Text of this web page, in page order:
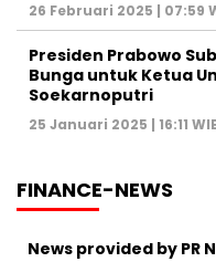
26 Februari 2025 | 07:59
Presiden Prabowo
Bunga untuk Ketua
Soekarnoputri
25 Januari 2025 | 16:11
FINANCE-NEWS
News provided by PR